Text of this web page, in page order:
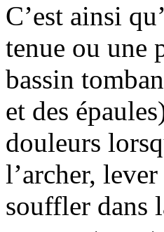
C’est ainsi
tenue ou une
bassin
et des
douleurs
l’archer,
souffler dans